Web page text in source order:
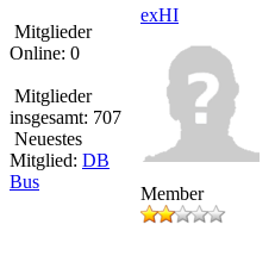
Mitglieder
Online: 0
Mitglieder
insgesamt: 707
Neuestes
Mitglied: DB
Bus
exHI
Member